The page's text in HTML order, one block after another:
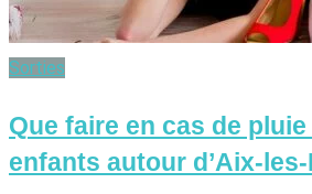
Sorties
Que faire en cas de
enfants autour d’Aix-